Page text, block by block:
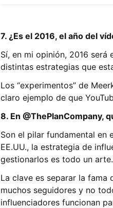
7. ¿Es el 2016, el año del
Sí, en mi opinión, 2016 será
distintas estrategias que
Los “experimentos” de
claro ejemplo de que
8. En @ThePlanCompany,
Son el pilar fundamental en
EE.UU., la estrategia de
gestionarlos es todo un arte.
La clave es separar la fama
muchos seguidores y no
influenciadores funcionan